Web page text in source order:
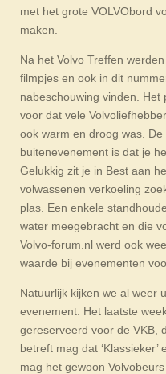
met het grote VOLVObord
maken.
Na het Volvo Treffen
filmpjes en ook in dit
nabeschouwing vinden.
voor dat vele
ook warm en droog was.
buitenevenement is dat je
Gelukkig zit je in Best aan
volwassenen verkoeling
plas. Een enkele
water meegebracht en die
Volvo-forum.nl werd ook
waarde bij evenementen
Natuurlijk kijken we al weer
evenement. Het laatste
gereserveerd voor de VKB,
betreft mag dat
mag het gewoon